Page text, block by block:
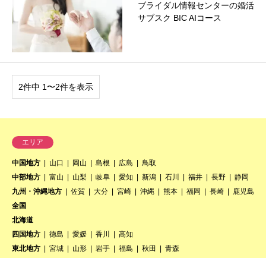
ブライダル情報センターの婚活
サブスク BIC AIコース
2件中 1〜2件を表示
エリア
中国地方 山口 岡山 島根 広島
鳥取
中部地方
富山 山梨 岐阜 愛知 新潟 石川 福井 長野
静岡
九州・沖縄地方
佐賀 大分 宮崎 沖縄 熊本 福岡 長崎
鹿児島
全国
北海道
四国地方
徳島 愛媛 香川
高知
東北地方
宮城 山形 岩手 福島 秋田
青森